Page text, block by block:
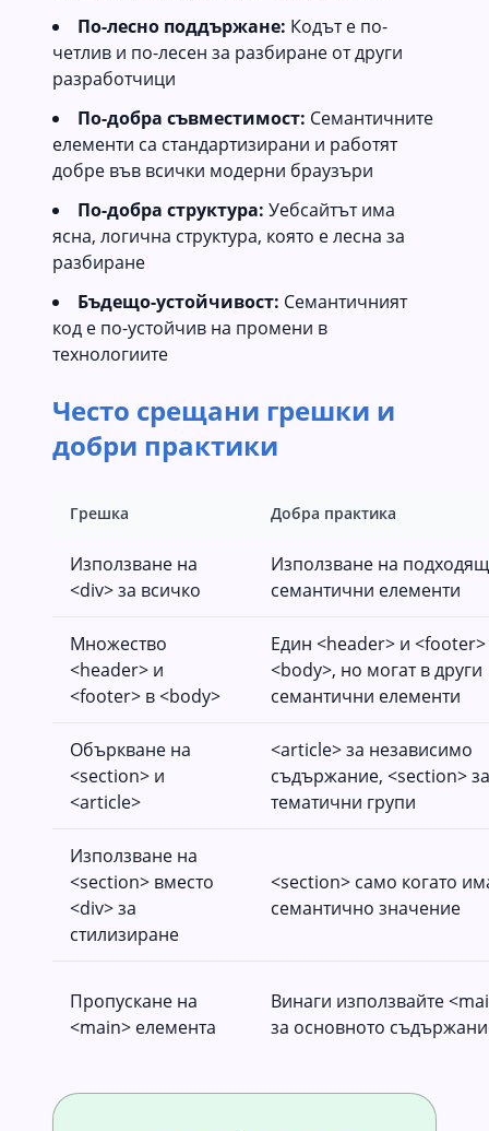
По-лесно поддържане: Кодът е по-
четлив и по-лесен за разбиране от други
разработчици
По-добра съвместимост: Семантичните
елементи са стандартизирани и работят
добре във всички модерни браузъри
По-добра структура: Уебсайтът има
ясна, логична структура, която е лесна за
разбиране
Бъдещо-устойчивост: Семантичният
код е по-устойчив на промени в
технологиите
Често срещани грешки и
добри практики
Грешка Добра практика
Използване на
<div> за всичко
Използване на
семантични елементи
Множество
<header> и
<footer> в <body>
Един <header> и <footer>
<body>, но могат в други
семантични елементи
Объркване на
<section> и
<article>
<article> за независимо
съдържание, <section> за
тематични групи
Използване на
<section> вместо
<div> за
стилизиране
<section> само когато
семантично значение
Пропускане на
<main> елемента
Винаги използвайте
за основното